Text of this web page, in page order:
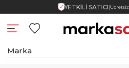
YETKİLİ SATICI(Ücretsiz